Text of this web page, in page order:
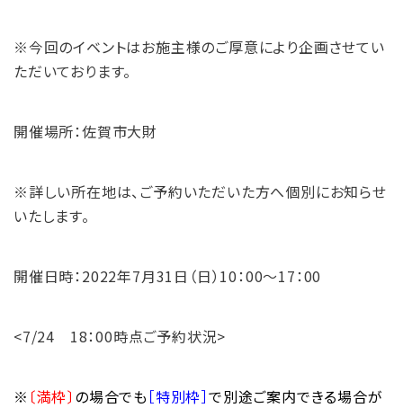
※今回のイベントはお施主様のご厚意により企画させてい
ただいております。
開催場所：佐賀市大財
※詳しい所在地は、ご予約いただいた方へ個別にお知らせ
いたします。
開催日時：2022年7月31日（日）10：00～17：00
<7/24 18：00時点ご予約状況>
※ 〔満枠〕 の場合でも ［特別枠］で別途ご案内できる場合が